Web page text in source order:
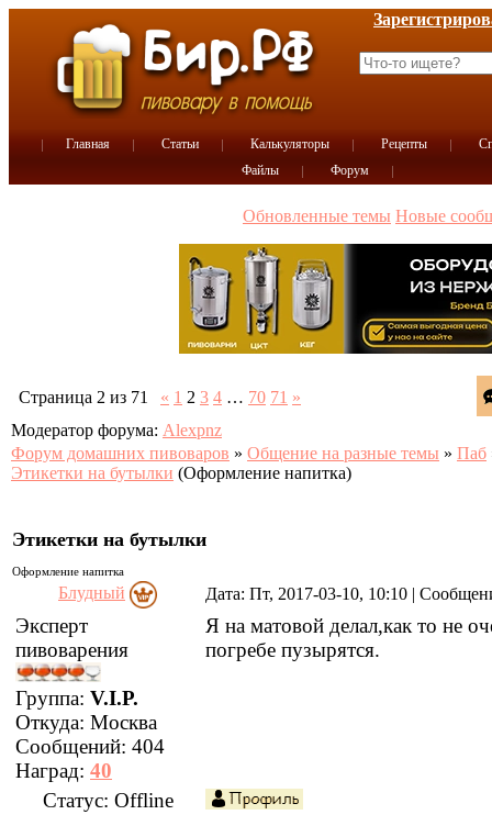
Главная Статьи Калькуляторы Рецепты
Файлы
Форум
Обновленные темы Новые
Страница 2 из 71 « 1 2 3 4 … 70 71 »
Модератор форума: Alexpnz
Форум домашних пивоваров » Общение на разные темы » Паб
Этикетки на бутылки (Оформление напитка)
Этикетки на бутылки
Оформление напитка
Блудный Дата: Пт, 2017-03-10, 10:10 |
Эксперт
пивоварения
Группа: V.I.P.
Откуда: Москва
Сообщений: 404
Наград: 40
Я на матовой делал,как то не
погребе пузырятся.
Статус: Offline